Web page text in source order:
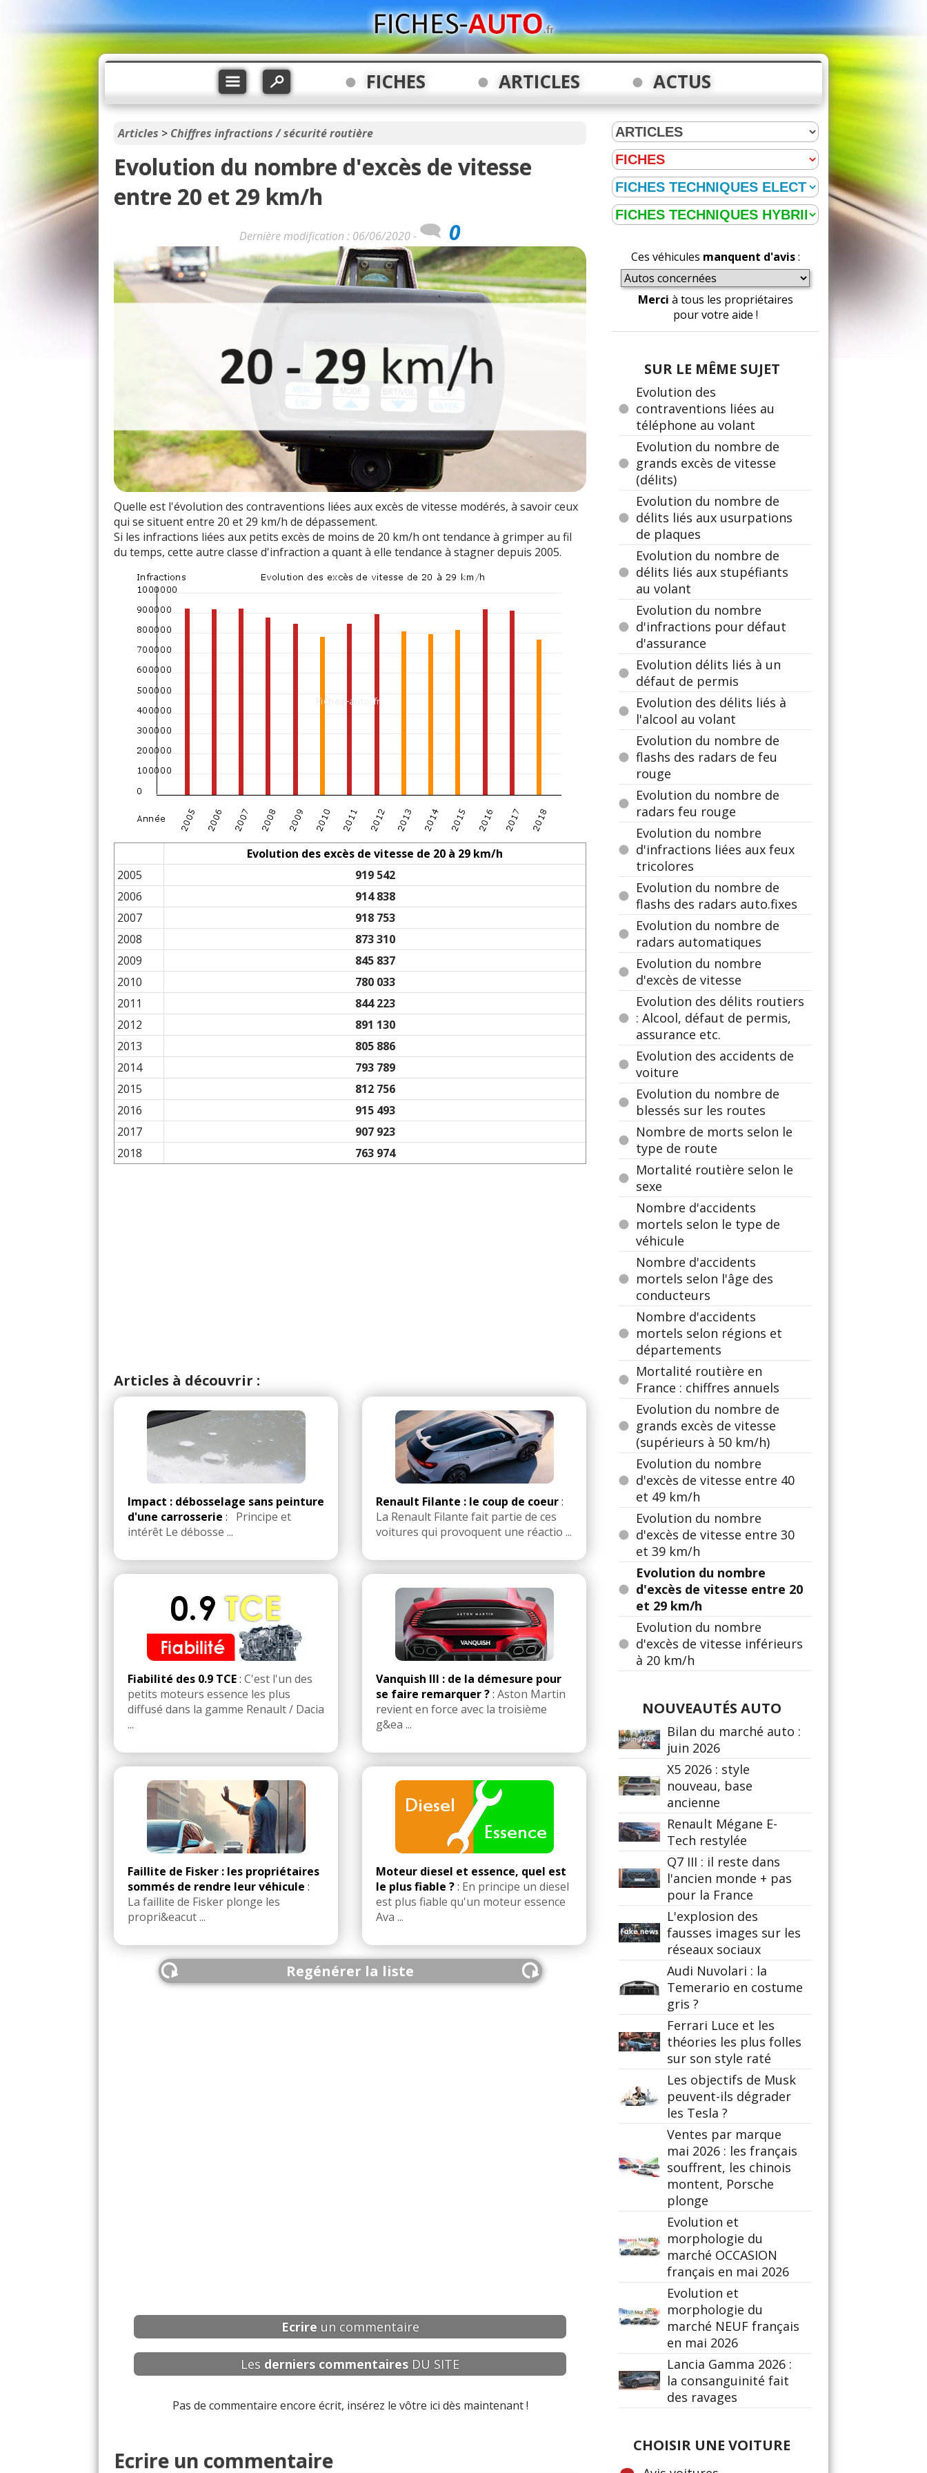
FICHES ARTICLES ACTUS
Articles > Chiffres infractions / sécurité routière
Evolution du nombre d'excès de vitesse
entre 20 et 29 km/h
Dernière modification : 06/06/2020 - 0
Quelle est l'évolution des contraventions liées aux excès de vitesse modérés, à savoir ceux
qui se situent entre 20 et 29 km/h de dépassement.
Si les infractions liées aux petits excès de moins de 20 km/h ont tendance à grimper au fil
du temps, cette autre classe d'infraction a quant à elle tendance à stagner depuis 2005.
Evolution des excès de vitesse de 20 à 29 km/h
2005
919 542
2006
914 838
2007
918 753
2008
873 310
2009
845 837
2010
780 033
2011
844 223
2012
891 130
2013
805 886
2014
793 789
2015
812 756
2016
915 493
2017
907 923
2018
763 974
Articles à découvrir :
Impact : débosselage sans peinture
d'une carrosserie :
Principe et
intérêt Le débosse ...
Renault Filante : le coup de coeur:
La Renault Filante fait partie de ces
voitures qui provoquent une réactio ...
Fiabilité des 0.9 TCE: C'est l'un des
petits moteurs essence les plus
diffusé dans la gamme Renault / Dacia
...
Vanquish III : de la démesure pour
se faire remarquer ?: Aston Martin
revient en force avec la troisième
g&ea ...
Faillite de Fisker : les propriétaires
sommés de rendre leur véhicule :
La faillite de Fisker plonge les
propri&eacut ...
Moteur diesel et essence, quel est
le plus fiable ?: En principe un diesel
est plus fiable qu'un moteur essence
Ava ...
Regénérer la liste
Ecrire un commentaire
Les derniers commentaires DU SITE
Pas de commentaire encore écrit, insérez le vôtre ici dès maintenant !
Ecrire un commentaire
Ces véhicules manquent d'avis:
Merci à tous les propriétaires
pour votre aide !
SUR LE MÊME SUJET
Evolution des
contraventions liées au
téléphone au volant
Evolution du nombre de
grands excès de vitesse
(délits)
Evolution du nombre de
délits liés aux usurpations
de plaques
Evolution du nombre de
délits liés aux stupéfiants
au volant
Evolution du nombre
d'infractions pour défaut
d'assurance
Evolution délits liés à un
défaut de permis
Evolution des délits liés à
l'alcool au volant
Evolution du nombre de
flashs des radars de feu
rouge
Evolution du nombre de
radars feu rouge
Evolution du nombre
d'infractions liées aux feux
tricolores
Evolution du nombre de
flashs des radars auto.fixes
Evolution du nombre de
radars automatiques
Evolution du nombre
d'excès de vitesse
Evolution des délits routiers
: Alcool, défaut de permis,
assurance etc.
Evolution des accidents de
voiture
Evolution du nombre de
blessés sur les routes
Nombre de morts selon le
type de route
Mortalité routière selon le
sexe
Nombre d'accidents
mortels selon le type de
véhicule
Nombre d'accidents
mortels selon l'âge des
conducteurs
Nombre d'accidents
mortels selon régions et
départements
Mortalité routière en
France : chiffres annuels
Evolution du nombre de
grands excès de vitesse
(supérieurs à 50 km/h)
Evolution du nombre
d'excès de vitesse entre 40
et 49 km/h
Evolution du nombre
d'excès de vitesse entre 30
et 39 km/h
Evolution du nombre
d'excès de vitesse entre 20
et 29 km/h
Evolution du nombre
d'excès de vitesse inférieurs
à 20 km/h
NOUVEAUTÉS AUTO
Bilan du marché auto :
juin 2026
X5 2026 : style
nouveau, base
ancienne
Renault Mégane E-
Tech restylée
Q7 III : il reste dans
l'ancien monde + pas
pour la France
L'explosion des
fausses images sur les
réseaux sociaux
Audi Nuvolari : la
Temerario en costume
gris ?
Ferrari Luce et les
théories les plus folles
sur son style raté
Les objectifs de Musk
peuvent-ils dégrader
les Tesla ?
Ventes par marque
mai 2026 : les français
souffrent, les chinois
montent, Porsche
plonge
Evolution et
morphologie du
marché OCCASION
français en mai 2026
Evolution et
morphologie du
marché NEUF français
en mai 2026
Lancia Gamma 2026 :
la consanguinité fait
des ravages
CHOISIR UNE VOITURE